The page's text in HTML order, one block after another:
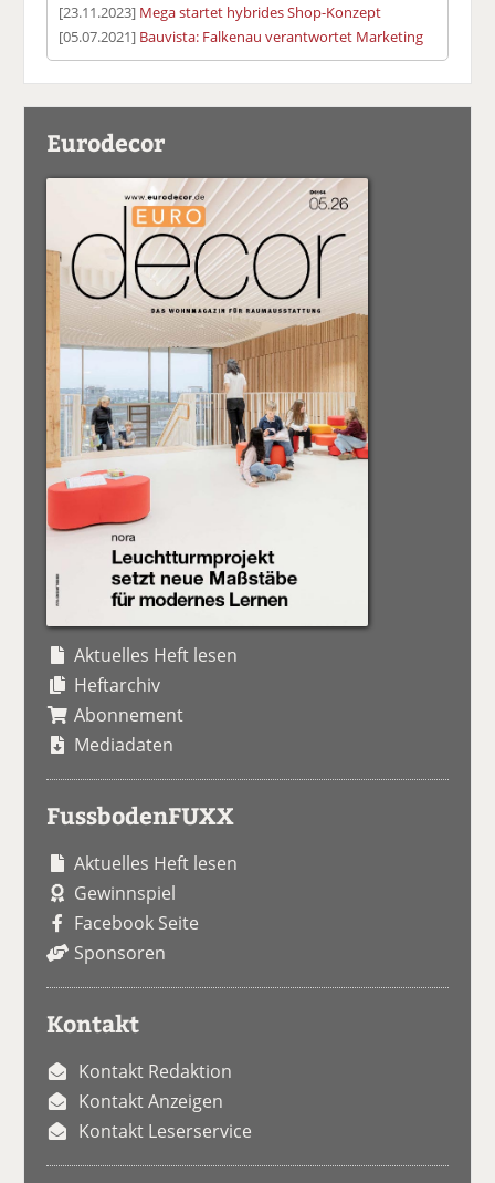
[23.11.2023] Mega startet hybrides Shop-Konzept
[05.07.2021] Bauvista: Falkenau verantwortet Marketing
Eurodecor
Aktuelles Heft lesen
Heftarchiv
Abonnement
Mediadaten
FussbodenFUXX
Aktuelles Heft lesen
Gewinnspiel
Facebook Seite
Sponsoren
Kontakt
Kontakt Redaktion
Kontakt Anzeigen
Kontakt Leserservice